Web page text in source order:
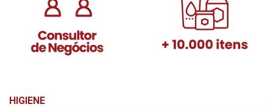
HIGIENE